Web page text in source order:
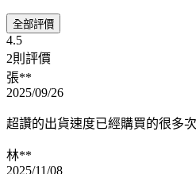
全部評價
4.5
2則評價
張**
2025/09/26
超讚的出貨速度已經購買的很多
林**
2025/11/08